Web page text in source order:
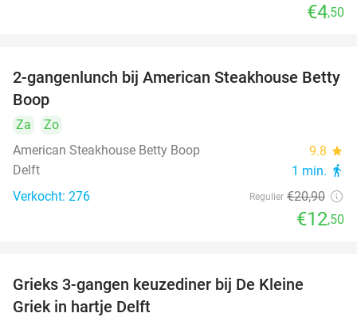
€4,50
40%
2-gangenlunch bij American Steakhouse Betty
Boop
Za
Zo
American Steakhouse Betty Boop
9.8 star
Delft 1 min. directions_walk
Verkocht: 276 Regulier €20,90
€12,50
Grieks 3-gangen keuzediner bij De Kleine
Griek in hartje Delft